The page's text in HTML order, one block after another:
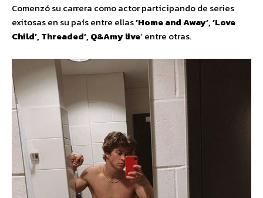
Comenzó su carrera como actor participando de series
exitosas en su país entre ellas‘Home and Away’, ‘Love
Child’, Threaded’, Q&Amy live‘ entre otras.